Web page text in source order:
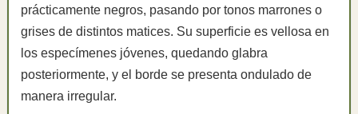
prácticamente negros, pasando por tonos marrones o
grises de distintos matices. Su superficie es vellosa en
los especímenes jóvenes, quedando glabra
posteriormente, y el borde se presenta ondulado de
manera irregular.